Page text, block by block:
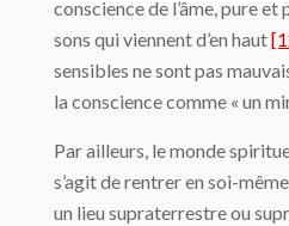
conscience de l’âme, pure et
sons qui viennent d’en haut
sensibles ne sont pas
la conscience comme « un
Par ailleurs, le monde
s’agit de rentrer en soi-
un lieu supraterrestre ou